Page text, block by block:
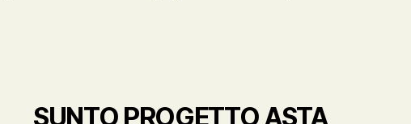
SUNTO PROGETTO ASTA